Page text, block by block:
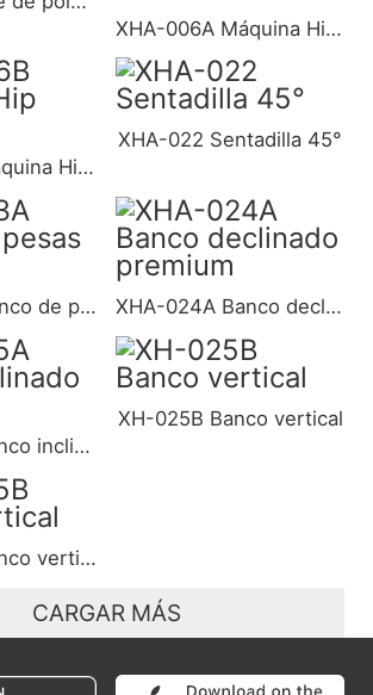
XHA-006A Máquina Hip Thrust
XHA-006B Máquina Hip Thrust
XHA-022 Sentadilla 45°
XHA-023A Banco de pesas premium XHA-024A Banco declinado premium
XHA-025A Banco inclinado premium
XH-025B Banco vertical
XHA-025B Banco vertical
CARGAR MÁS